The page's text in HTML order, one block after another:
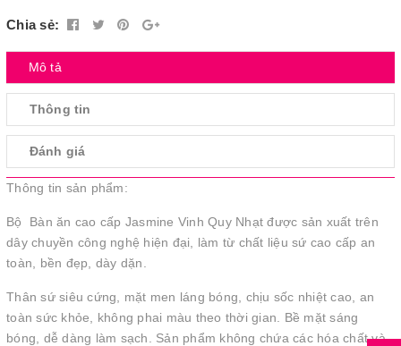
Chia sẻ:
Mô tả
Thông tin
Đánh giá
Thông tin sản phẩm:
Bộ Bàn ăn cao cấp Jasmine Vinh Quy Nhạt được sản xuất trên
dây chuyền công nghệ hiện đại, làm từ chất liệu sứ cao cấp an
toàn, bền đẹp, dày dặn.
Thân sứ siêu cứng, mặt men láng bóng, chịu sốc nhiệt cao, an
toàn sức khỏe, không phai màu theo thời gian. Bề mặt sáng
bóng, dễ dàng làm sạch. Sản phẩm không chứa các hóa chất và